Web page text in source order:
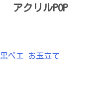
アクリルPOP
黒ベエ お玉立て